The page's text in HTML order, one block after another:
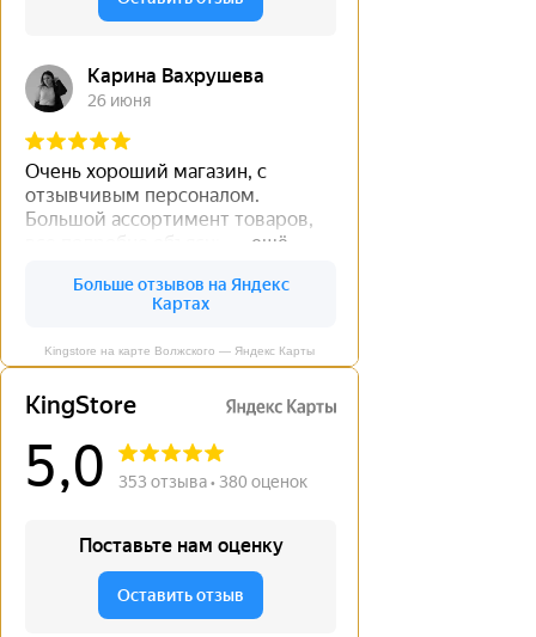
Kingstore на карте Волжского — Яндекс Карты